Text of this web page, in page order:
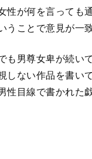
も男尊女卑が続い
しない作品を書い
戯曲賞の審査員も
く昨年から女性